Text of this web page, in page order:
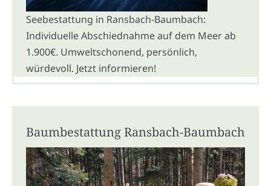
Seebestattung in Ransbach-Baumbach:
Individuelle Abschiednahme auf dem Meer ab
1.900€. Umweltschonend, persönlich,
würdevoll. Jetzt informieren!
Baumbestattung Ransbach-Baumbach